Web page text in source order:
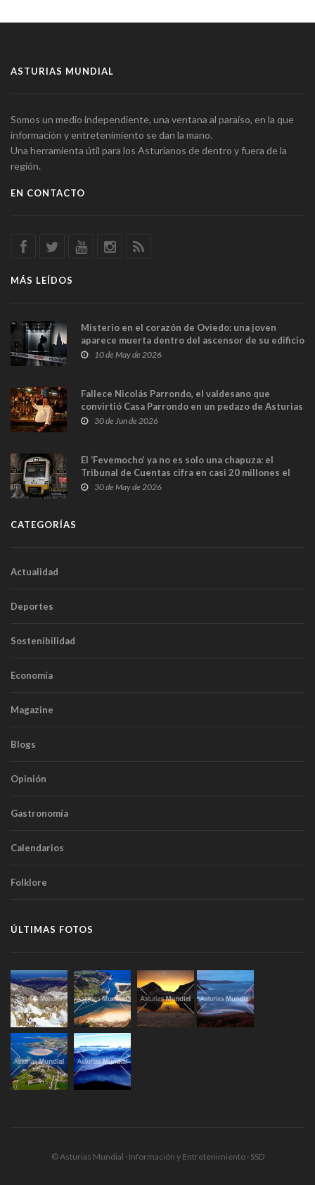
ASTURIAS MUNDIAL
Somos un medio independiente, una ventana al paraíso, en la que
información y entretenimiento se dan la mano.
Una herramienta útil para los Asturianos de dentro y fuera de la
región.
EN CONTACTO
MÁS LEÍDOS
Misterio en el corazón de Oviedo: una joven
aparece muerta dentro del ascensor de su edificio
y las cámaras captan sus últimos minutos
10 de May de 2026
Fallece Nicolás Parrondo, el valdesano que
convirtió Casa Parrondo en un pedazo de Asturias
en Madrid
30 de Jun de 2026
El ‘Fevemocho’ ya no es solo una chapuza: el
Tribunal de Cuentas cifra en casi 20 millones el
sobrecoste de los trenes que no cabían por los
30 de May de 2026
CATEGORÍAS
Actualidad
Deportes
Sostenibilidad
Economía
Magazine
Blogs
Opinión
Gastronomía
Calendarios
Folklore
ÚLTIMAS FOTOS
© Asturias Mundial · Información y Entretenimiento · SSD